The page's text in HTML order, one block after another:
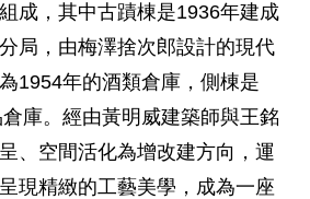
成，其中古蹟棟是1936年建成
局，由梅澤捨次郎設計的現代
1954年的酒類倉庫，側棟是
庫。經由黃明威建築師與王銘
、空間活化為增改建方向，運
現精緻的工藝美學，成為一座